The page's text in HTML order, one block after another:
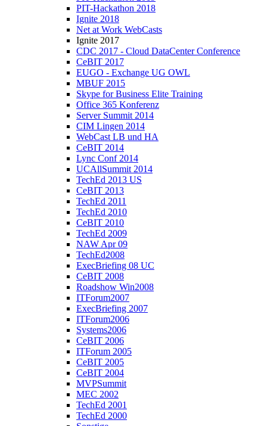
PIT-Hackathon 2018
Ignite 2018
Net at Work WebCasts
Ignite 2017
CDC 2017 - Cloud DataCenter Conference
CeBIT 2017
EUGO - Exchange UG OWL
MBUF 2015
Skype for Business Elite Training
Office 365 Konferenz
Server Summit 2014
CIM Lingen 2014
WebCast LB und HA
CeBIT 2014
Lync Conf 2014
UCAllSummit 2014
TechEd 2013 US
CeBIT 2013
TechEd 2011
TechEd 2010
CeBIT 2010
TechEd 2009
NAW Apr 09
TechEd2008
ExecBriefing 08 UC
CeBIT 2008
Roadshow Win2008
ITForum2007
ExecBriefing 2007
ITForum2006
Systems2006
CeBIT 2006
ITForum 2005
CeBIT 2005
CeBIT 2004
MVPSummit
MEC 2002
TechEd 2001
TechEd 2000